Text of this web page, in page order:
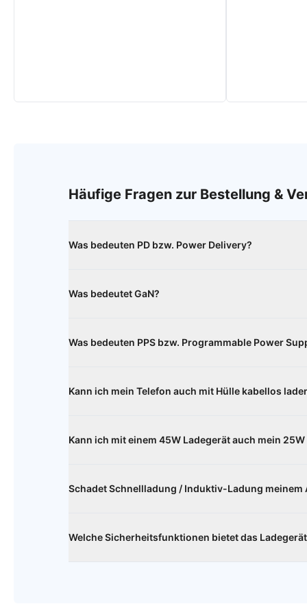
Häufige Fragen zur Bestellung &
Was bedeuten PD bzw. Power Delivery?
höhere Spannungen und Ströme nutzt, um eine
Was bedeutet GaN?
leistungsfähiger macht.
Was bedeuten PPS bzw. Programmable Power
dynamische Anpassungen von Spannung und
Kann ich mein Telefon auch mit Hülle kabellos
Ladegeschwindigkeit.
Kann ich mit einem 45W Ladegerät auch mein
untereinander aus.
Schadet Schnellladung / Induktiv-Ladung meinem
Welche Sicherheitsfunktionen bietet das